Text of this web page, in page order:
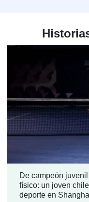
De campeón
físico: un joven
deporte en